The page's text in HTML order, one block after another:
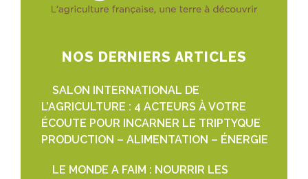
NOS DERNIERS ARTICLES
SALON INTERNATIONAL DE
L’AGRICULTURE : 4 ACTEURS À VOTRE
ÉCOUTE POUR INCARNER LE TRIPTYQUE
PRODUCTION – ALIMENTATION – ÉNERGIE
LE MONDE A FAIM : NOURRIR LES